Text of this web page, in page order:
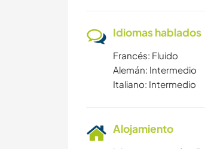
Idiomas hablados
Francés: Fluido
Alemán: Intermedio
Italiano: Intermedio
Alojamiento